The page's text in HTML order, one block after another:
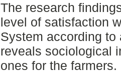
The research
level of satisfaction
System according
reveals sociological
ones for the